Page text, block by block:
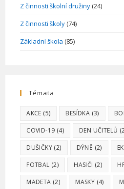
Z činnosti školní družiny (24)
Z činnosti školy (74)
Základní škola (85)
Témata
AKCE (5) BESÍDKA (3)
COVID-19 (4) DEN UČITELŮ
DUŠIČKY (2) DÝNĚ (2)
FOTBAL (2) HASIČI (2)
MADETA (2) MASKY (4)